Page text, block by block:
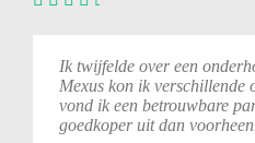
Ik twijfelde over een
Mexus kon ik verschillende
vond ik een betrouwbare
goedkoper uit dan